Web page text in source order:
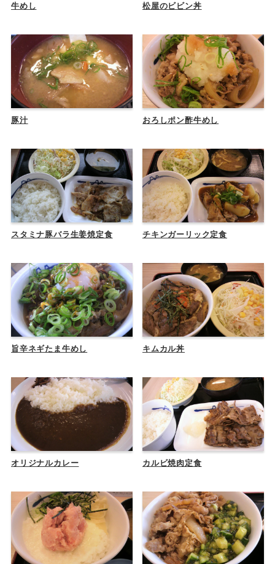
牛めし 松屋のビビン丼
豚汁 おろしポン酢牛めし
スタミナ豚バラ生姜焼定食 チキンガーリック定食
旨辛ネギたま牛めし キムカル丼
オリジナルカレー カルビ焼肉定食